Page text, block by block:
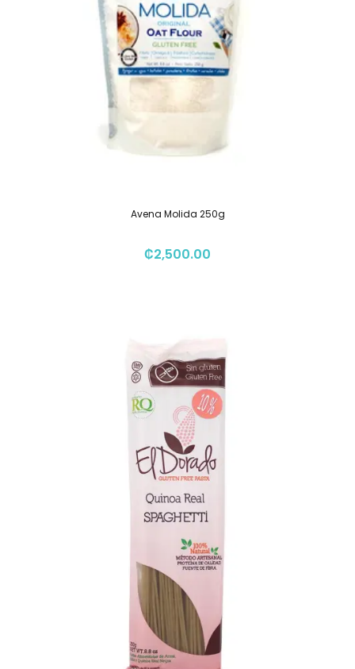
Avena Molida 250g
₡2,500.00